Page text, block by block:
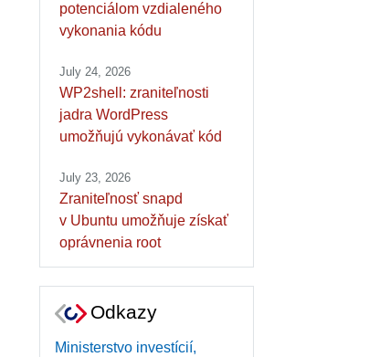
potenciálom vzdialeného
vykonania kódu
July 24, 2026
WP2shell: zraniteľnosti
jadra WordPress
umožňujú vykonávať kód
July 23, 2026
Zraniteľnosť snapd
v Ubuntu umožňuje získať
oprávnenia root
Odkazy
Ministerstvo investícií,